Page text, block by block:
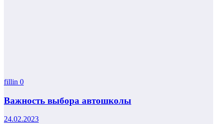
fillin 0
Важность выбора автошколы
24.02.2023